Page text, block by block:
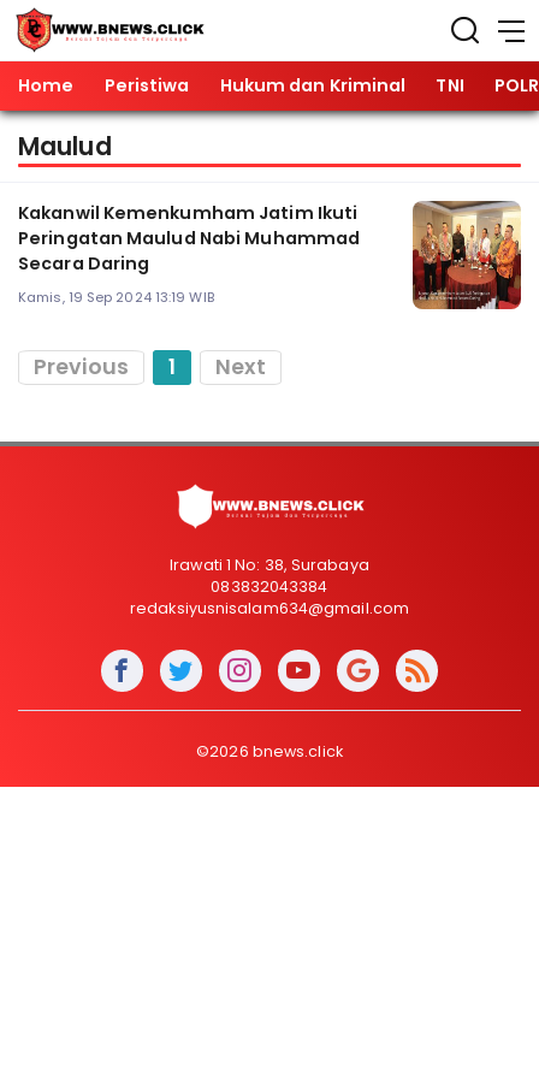
Home Peristiwa Hukum dan Kriminal TNI
Maulud
Kakanwil Kemenkumham Jatim Ikuti
Peringatan Maulud Nabi Muhammad
Secara Daring
Kamis, 19 Sep 2024 13:19 WIB
Previous 1 Next
Irawati 1 No: 38, Surabaya
083832043384
redaksiyusnisalam634@gmail.com
©2026 bnews.click